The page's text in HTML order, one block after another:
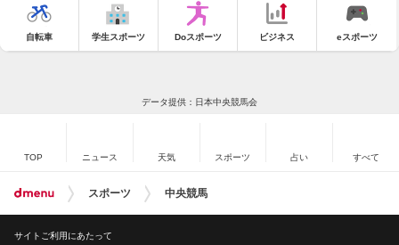
自転車 学生スポーツ Doスポーツ ビジネス eスポーツ
データ提供：日本中央競馬会
TOP ニュース 天気 スポーツ 占い すべて
スポーツ 中央競馬
サイトご利用にあたって